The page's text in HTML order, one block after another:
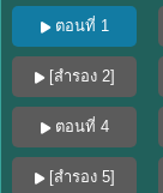
ตอนที่ 1
[สำรอง 2]
ตอนที่ 4
[สำรอง 5]